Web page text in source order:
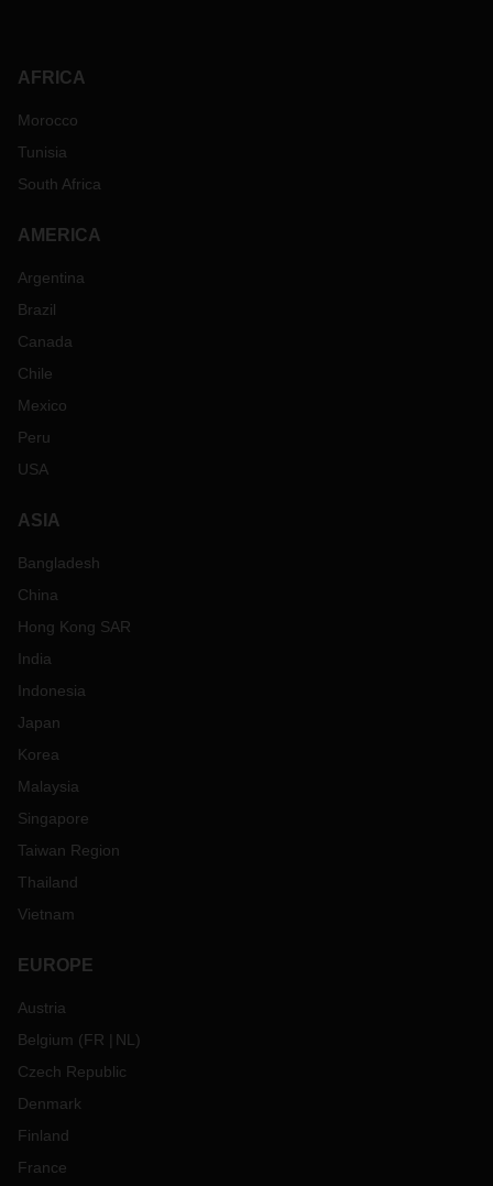
AFRICA
Morocco
Tunisia
South Africa
AMERICA
Argentina
Brazil
Canada
Chile
Mexico
Peru
USA
ASIA
Bangladesh
China
Hong Kong SAR
India
Indonesia
Japan
Korea
Malaysia
Singapore
Taiwan Region
Thailand
Vietnam
EUROPE
Austria
Belgium (FR NL )
Czech Republic
Denmark
Finland
France